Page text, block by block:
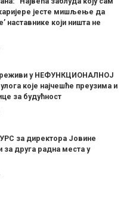
јесте мишљење да
наставнике који ништа не
у НЕФУНКЦИОНАЛНОЈ
које најчешће преузима и
за будућност
за директора Јовине
за друга радна места у